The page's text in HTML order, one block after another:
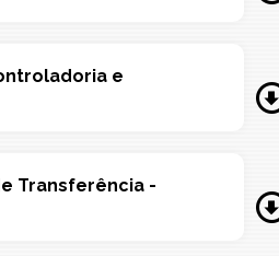
e
Transferência -